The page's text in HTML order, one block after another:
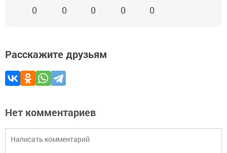
0 0 0 0 0
Расскажите друзьям
Нет комментариев